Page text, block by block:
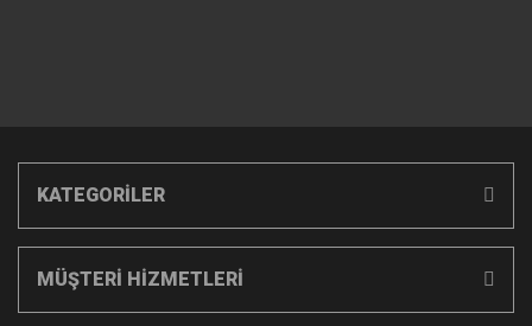
KATEGORİLER
MÜŞTERİ HİZMETLERİ